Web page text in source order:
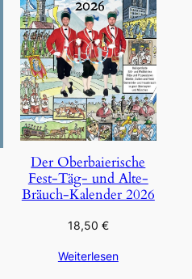
Der Oberbaierische
Fest-Täg- und Alte-
Bräuch-Kalender 2026
18,50 €
Weiterlesen